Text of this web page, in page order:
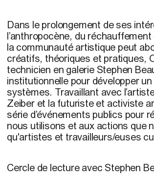
Dans le prolongement de ses
l’anthropocène, du
la communauté artistique peut
créatifs, théoriques et pratiques,
technicien en galerie Stephen
institutionnelle pour développer
systèmes. Travaillant avec
Zeiber et la futuriste et activiste
série d’événements publics pour
nous utilisons et aux actions que
qu'artistes et travailleurs/euses
Cercle de lecture avec Stephen